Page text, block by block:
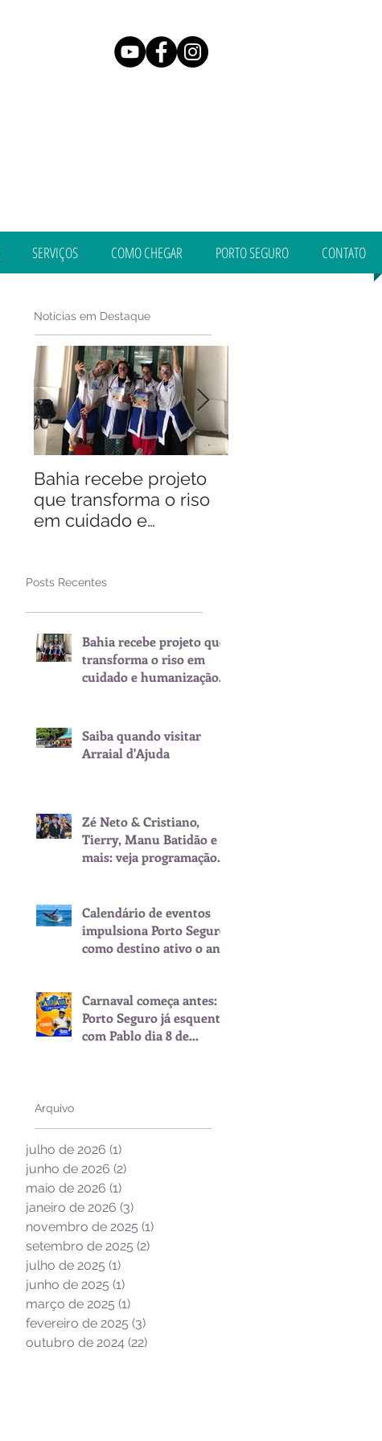
SERVIÇOS COMO CHEGAR PORTO SEGURO CONTATO
Notícias em Destaque
Bahia recebe projeto
que transforma o riso
em cuidado e
Posts Recentes
Bahia recebe projeto que
transforma o riso em
cuidado e humanização
Saiba quando visitar
Arraial d'Ajuda
Zé Neto & Cristiano,
Tierry, Manu Batidão e
mais: veja programação
Calendário de eventos
impulsiona Porto Seguro
como destino ativo o ano
Carnaval começa antes:
Porto Seguro já esquenta
com Pablo dia 8 de
Arquivo
julho de 2026 (1)
junho de 2026 (2)
maio de 2026 (1)
janeiro de 2026 (3)
novembro de 2025 (1)
setembro de 2025 (2)
julho de 2025 (1)
junho de 2025 (1)
março de 2025 (1)
fevereiro de 2025 (3)
outubro de 2024 (22)